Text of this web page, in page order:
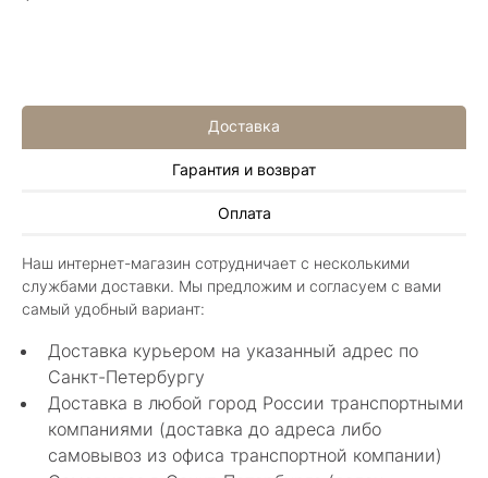
Доставка
Гарантия и возврат
Оплата
Наш интернет-магазин сотрудничает с несколькими
службами доставки. Мы предложим и согласуем с вами
самый удобный вариант:
Доставка курьером на указанный адрес по
Санкт-Петербургу
Доставка в любой город России транспортными
компаниями (доставка до адреса либо
самовывоз из офиса транспортной компании)
Алла Майорова
Классные изделия, оригинальные не похожие
в других магазинах. Сотрудники очень
грамотные специалисты в своем деле помогли
с выбором.
Показать полностью
Нелли Г.
4 мая 2025